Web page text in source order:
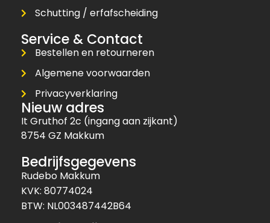
Schutting / erfafscheiding
Service & Contact
Bestellen en retourneren
Algemene voorwaarden
Privacyverklaring
Nieuw adres
It Gruthof 2c (ingang aan zijkant)
8754 GZ Makkum
Bedrijfsgegevens
Rudebo Makkum
KVK: 80774024
BTW: NL003487442B64